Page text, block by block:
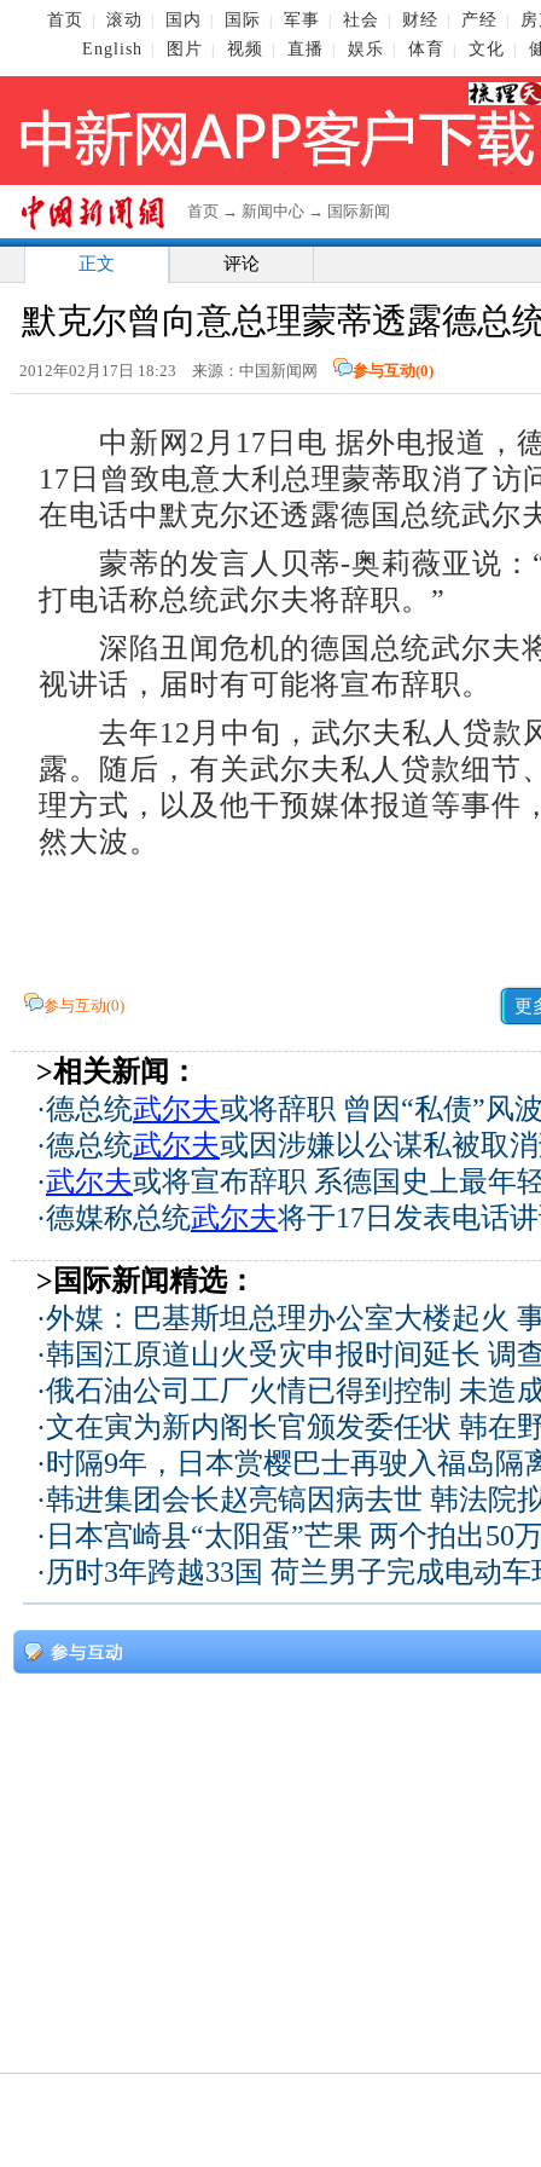
首页 滚动 国内 国际 军事 社会 财经 产经
English
图片 视频 直播 娱乐 体育 文化
首页 → 新闻中心 → 国际新闻
正文 评论
默克尔曾向意总理蒙蒂透露德总
2012年02月17日 18:23 来源：中国新闻网 参与互动(0)
中新网2月17日电 据外电报道，
17日曾致电意大利总理蒙蒂取消了访
在电话中默克尔还透露德国总统武尔
蒙蒂的发言人贝蒂-奥莉薇亚说：
打电话称总统武尔夫将辞职。”
深陷丑闻危机的德国总统武尔夫
视讲话，届时有可能将宣布辞职。
去年12月中旬，武尔夫私人贷款
露。随后，有关武尔夫私人贷款细节
理方式，以及他干预媒体报道等事件
然大波。
参与互动(0) 更
>相关新闻：
·德总统武尔夫或将辞职 曾因“私债”风
·德总统武尔夫或因涉嫌以公谋私被取
·武尔夫或将宣布辞职 系德国史上最年
·德媒称总统武尔夫将于17日发表电话
>国际新闻精选：
·外媒：巴基斯坦总理办公室大楼起火
·韩国江原道山火受灾申报时间延长 调
·俄石油公司工厂火情已得到控制 未造
·文在寅为新内阁长官颁发委任状 韩在
·时隔9年，日本赏樱巴士再驶入福岛隔
·韩进集团会长赵亮镐因病去世 韩法院
· 日本宫崎县“太阳蛋”芒果 两个拍出50
·历时3年跨越33国 荷兰男子完成电动车